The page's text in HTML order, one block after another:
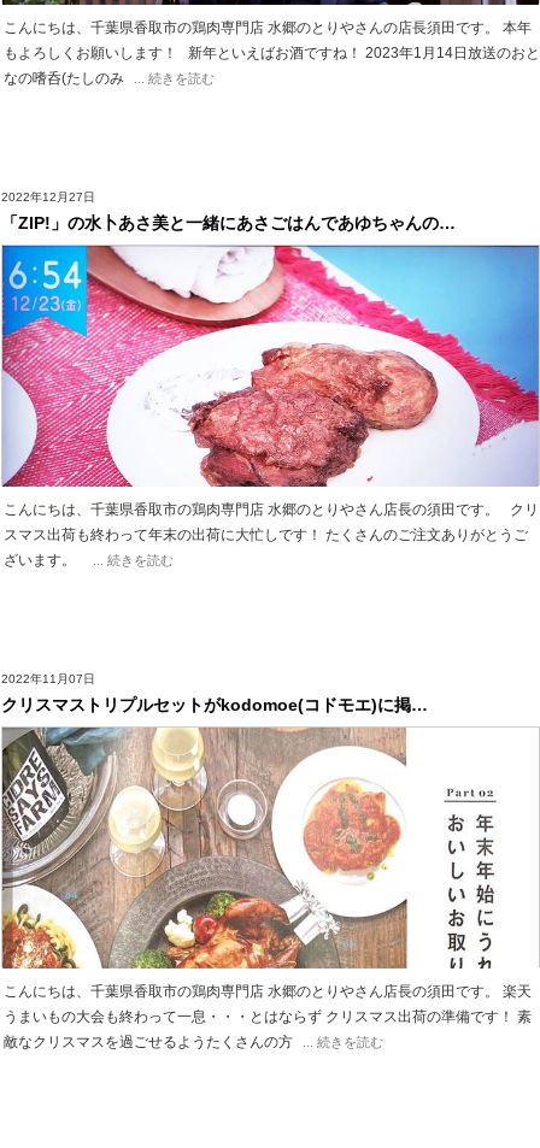
こんにちは、千葉県香取市の鶏肉専門店 水郷のとりやさんの店長須田です。 本年
もよろしくお願いします！ 新年といえばお酒ですね！ 2023年1月14日放送のおと
なの嗜呑(たしのみ
... 続きを読む
2022年12月27日
「ZIP!」の水卜あさ美と一緒にあさごはんであゆちゃんの…
こんにちは、千葉県香取市の鶏肉専門店 水郷のとりやさん店長の須田です。 クリ
スマス出荷も終わって年末の出荷に大忙しです！ たくさんのご注文ありがとうご
ざいます。
... 続きを読む
2022年11月07日
クリスマストリプルセットがkodomoe(コドモエ)に掲…
こんにちは、千葉県香取市の鶏肉専門店 水郷のとりやさん店長の須田です。 楽天
うまいもの大会も終わって一息・・・とはならず クリスマス出荷の準備です！ 素
敵なクリスマスを過ごせるようたくさんの方
... 続きを読む